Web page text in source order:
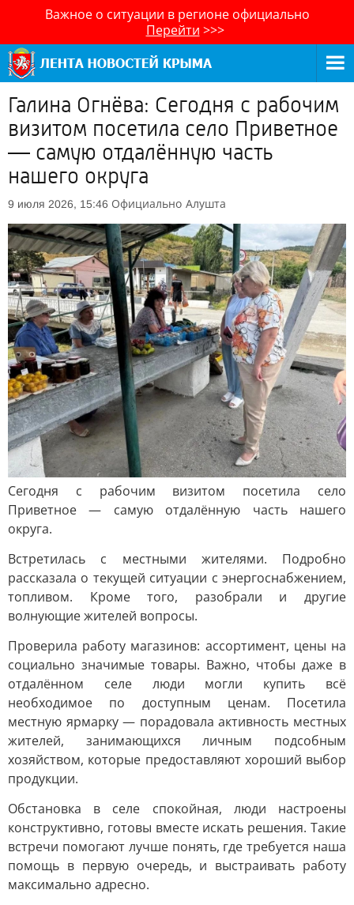
Важное о ситуации в регионе официально
Перейти >>>
Галина Огнёва: Сегодня с рабочим
визитом посетила село Приветное
— самую отдалённую часть
нашего округа
9 июля 2026, 15:46 Официально Алушта
Сегодня с рабочим визитом посетила село
Приветное — самую отдалённую часть нашего
округа.
Встретилась с местными жителями. Подробно
рассказала о текущей ситуации с энергоснабжением,
топливом. Кроме того, разобрали и другие
волнующие жителей вопросы.
Проверила работу магазинов: ассортимент, цены на
социально значимые товары. Важно, чтобы даже в
отдалённом селе люди могли купить всё
необходимое по доступным ценам. Посетила
местную ярмарку — порадовала активность местных
жителей, занимающихся личным подсобным
хозяйством, которые предоставляют хороший выбор
продукции.
Обстановка в селе спокойная, люди настроены
конструктивно, готовы вместе искать решения. Такие
встречи помогают лучше понять, где требуется наша
помощь в первую очередь, и выстраивать работу
максимально адресно.